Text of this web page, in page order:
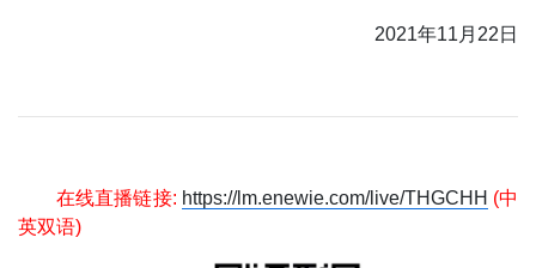
2021年11月22日
在线直播链接: https://lm.enewie.com/live/THGCHH (中
英双语)